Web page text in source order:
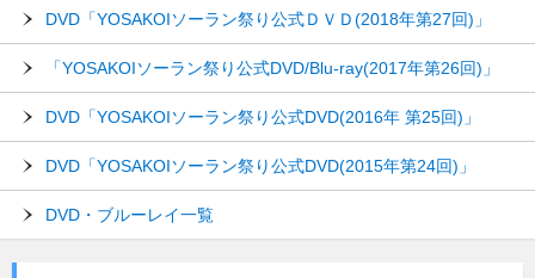
DVD「YOSAKOIソーラン祭り公式ＤＶＤ(2018年第27回)」
「YOSAKOIソーラン祭り公式DVD/Blu-ray(2017年第26回)」
DVD「YOSAKOIソーラン祭り公式DVD(2016年 第25回)」
DVD「YOSAKOIソーラン祭り公式DVD(2015年第24回)」
DVD・ブルーレイ一覧